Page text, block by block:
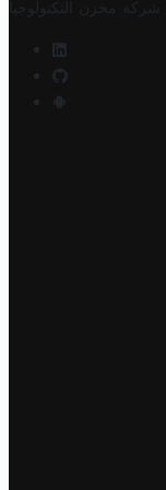
شركة مخزن التكنولوجيا